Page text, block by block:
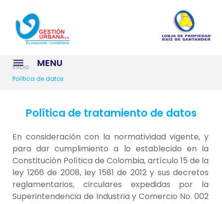
MENU
inicio
Política de datos
Política de tratamiento de datos
En consideración con la normatividad vigente, y
para dar cumplimiento a lo establecido en la
Constitución Política de Colombia, artículo 15 de la
ley 1266 de 2008, ley 1581 de 2012 y sus decretos
reglamentarios, circulares expedidas por la
Superintendencia de Industria y Comercio No. 002